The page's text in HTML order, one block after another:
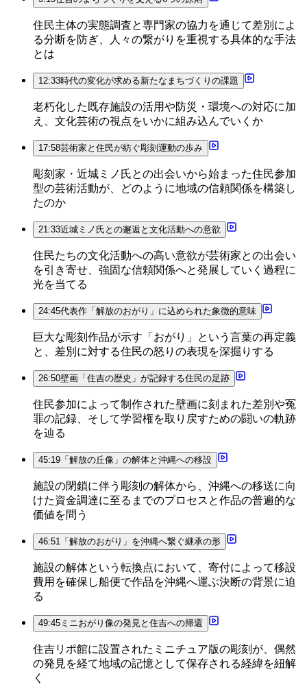
住民主体の実態調査と専門家の協力を通じて差別によ
る分断を防ぎ、人々の繋がりを重視する具体的な手法
とは
12:33時代の変化が求める新たなまちづくりの課題
老朽化した既存施設の活用や防災・環境への対応に加
え、文化芸術の視点をいかに組み込んでいくか
17:58芸術家と住民が紡ぐ彫刻運動の歩み
彫刻家・近城ミノ氏との出会いから始まった住民参加
型の芸術活動が、どのように地域の信頼関係を構築し
たのか
21:33近城ミノ氏との邂逅と文化活動への意欲
住民たちの文化活動への高い意欲が芸術家との出会い
を引き寄せ、強固な信頼関係へと発展していく過程に
光を当てる
24:45代表作「解放のおがり」に込められた象徴的意味
巨大な彫刻作品が示す「おがり」という言葉の再定義
と、差別に対する住民の怒りの表現を深掘りする
26:50壁画「住吉の歴史」が記録する住民の足跡
住民参加によって制作された壁画に刻まれた差別や冤
罪の記録、そして学習権を取り戻すための闘いの軌跡
を辿る
45:19 「解放の丘像」の解体と沖縄への移設
施設の閉鎖に伴う彫刻の解体から、沖縄への移送に向
けた資金調達に至るまでのプロセスと作品の普遍的な
価値を問う
46:51 「解放のおがり」を沖縄へ繋ぐ継承の形
施設の解体という転換点において、寄付によって移設
費用を確保し船便で作品を沖縄へ運ぶ決断の背景に迫
る
49:45 ミニおがり像の発見と住吉への帰還
住吉リポ館に設置されたミニチュア版の彫刻が、偶然
の発見を経て地域の記憶として保存される経緯を紐解
く